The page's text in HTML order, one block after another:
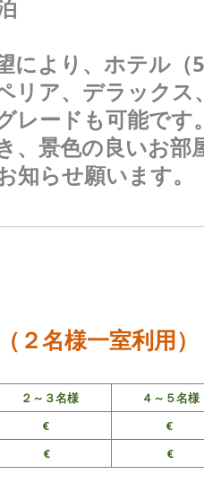
により、ホテル
リア、デラック
レードも可能です
、景色の良いお部
知らせ願います。
２名様一室利用）
２～３名様
４～５名
€
€
€ €